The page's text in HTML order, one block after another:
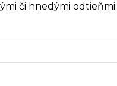
či hnedými odtieňmi.